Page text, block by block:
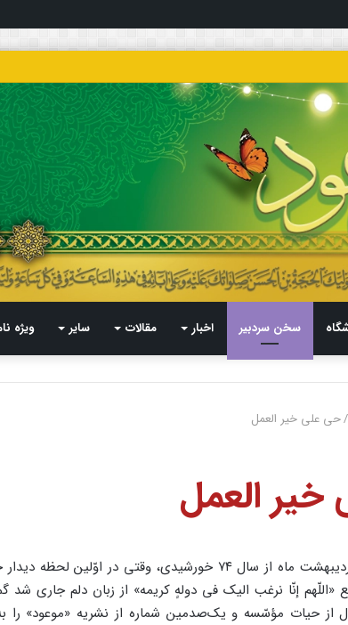
سخن سردبیر اخبار مقالات سایر ویژه
/حی علی خیر العمل
العمل
در یکی از روزهای اردیبهشت ماه از سال ۷۴ خورشیدی، وقتی
«اللّهم إنّا نرغب الیک فی دولهٍ کریمه» از زبان دلم جاری شد
از حیات مؤسّسه و یک‌صدمین شماره از نشریه «موعود»